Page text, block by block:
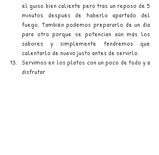
el guiso bien caliente pero tras un reposo de 5
minutos después de haberlo apartado del
fuego. También podemos prepararlo de un día
para otro porque se potencian aún más los
sabores y simplemente tendremos que
calentarlo de nuevo justo antes de servirlo.
Servimos en los platos con un poco de todo y a
disfrutar